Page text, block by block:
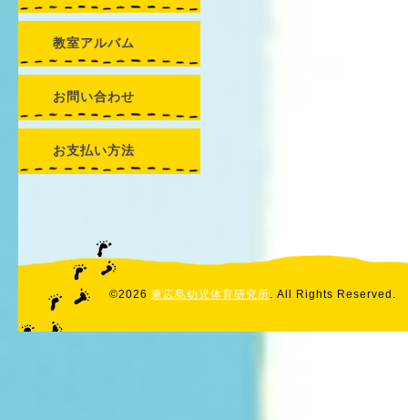
教室アルバム
お問い合わせ
お支払い方法
©2026 東広島幼児体育研究所. All Rights Reserved.